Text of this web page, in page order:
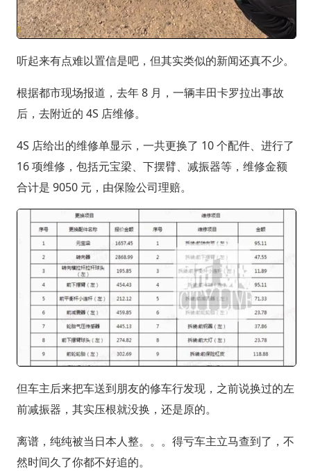
听起来有点难以置信是吧，但其实类似的新闻还真不少。
根据都市现场报道，去年 8 月，一辆丰田卡罗拉出事故
后，去附近的 4S 店维修。
4S 店给出的维修单显示，一共更换了 10 个配件、进行了
16 项维修，包括元宝梁、下摆臂、减振器等，维修金额
合计是 9050 元，由保险公司理赔。
但车主后来把车送到朋友的修车行发现，之前说换过的左
前减振器，其实压根就没换，还是原的。
离谱，纯纯被当日本人整。。。得亏车主立马查到了，不
然时间久了你都不好追的。